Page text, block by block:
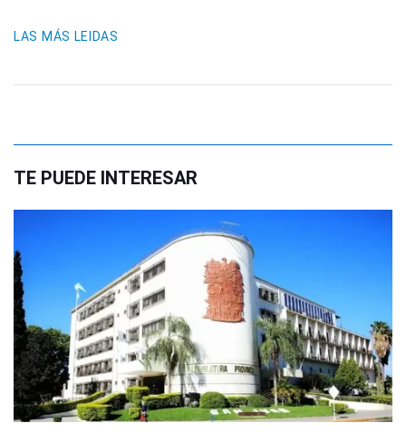
LAS MÁS LEIDAS
TE PUEDE INTERESAR